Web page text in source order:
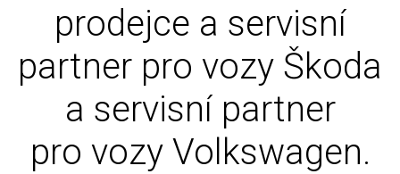
prodejce a servisní
partner pro vozy Škoda
a servisní partner
pro vozy Volkswagen.